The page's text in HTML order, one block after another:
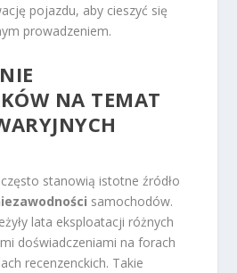
pojazdu, aby cieszyć się
prowadzeniem.
NA TEMAT
stanowią istotne źródło
samochodów.
lata eksploatacji różnych
doświadczeniami na forach
recenzenckich. Takie